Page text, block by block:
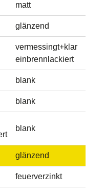
matt
glänzend
vermessingt+klar
einbrennlackiert
blank
blank
blank
glänzend
feuerverzinkt